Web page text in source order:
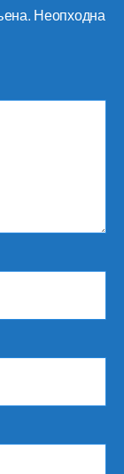
Неопходна